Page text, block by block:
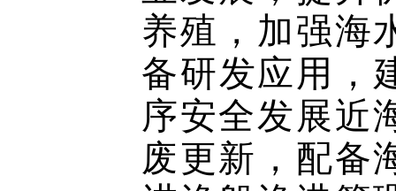
养殖，加强海
备研发应用，
序安全发展近
废更新，配备